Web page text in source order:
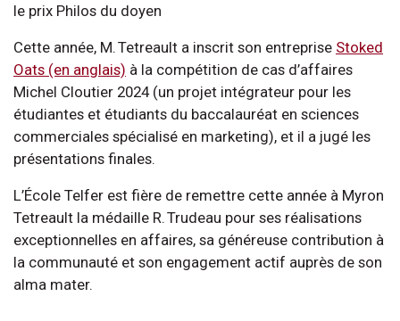
le prix Philos du doyen
Cette année, M. Tetreault a inscrit son entreprise Stoked
Oats (en anglais) à la compétition de cas d’affaires
Michel Cloutier 2024 (un projet intégrateur pour les
étudiantes et étudiants du baccalauréat en sciences
commerciales spécialisé en marketing), et il a jugé les
présentations finales.
L’École Telfer est fière de remettre cette année à Myron
Tetreault la médaille R. Trudeau pour ses réalisations
exceptionnelles en affaires, sa généreuse contribution à
la communauté et son engagement actif auprès de son
alma mater.